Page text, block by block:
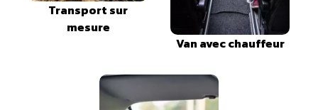
Transport sur
mesure
Van avec chauffeur